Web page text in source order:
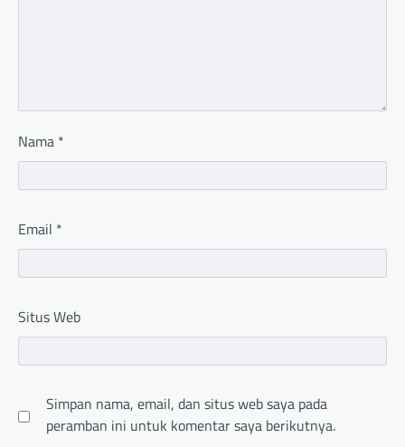
Nama *
Email *
Situs Web
Simpan nama, email, dan situs web saya pada
peramban ini untuk komentar saya berikutnya.